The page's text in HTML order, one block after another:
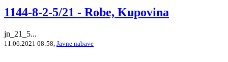
1144-8-2-5/21 - Robe, Kupovina
jn_21_5...
11.06.2021 08:58, Javne nabave